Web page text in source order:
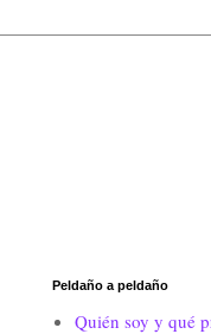
Peldaño a peldaño
Quién soy y qué